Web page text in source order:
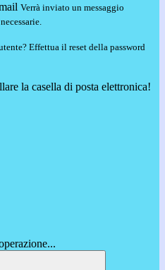
Verrà inviato un messaggio
Effettua il reset della password
la casella di posta elettronica!